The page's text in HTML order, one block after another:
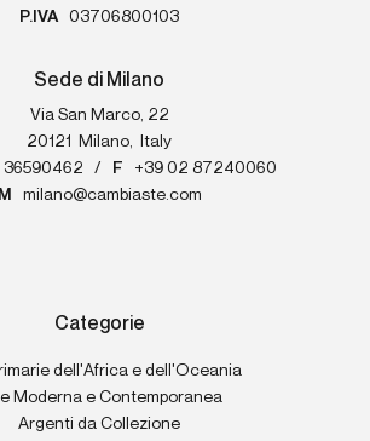
P.IVA
03706800103
Sede di Milano
Via San Marco, 22
20121
Milano,
Italy
36590462 / F
+39 02 87240060
M
milano@cambiaste.com
Categorie
dell'Africa e dell'Oceania
Moderna e Contemporanea
Argenti da Collezione